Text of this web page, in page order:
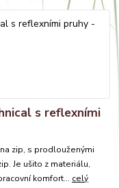
s reflexními
zip, s prodlouženými
Je ušito z materiálu,
komfort... celý